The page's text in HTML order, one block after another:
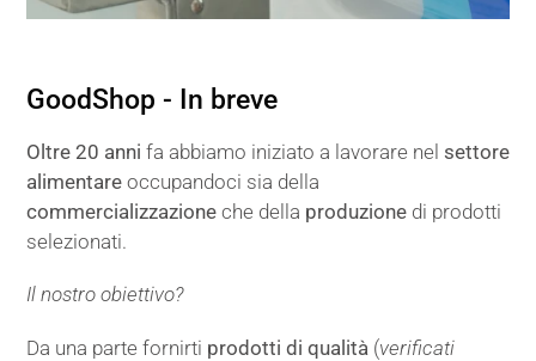
GoodShop - In breve
Oltre 20 anni fa abbiamo iniziato a lavorare nel settore
alimentare occupandoci sia della
commercializzazione che della produzione di prodotti
selezionati.
Il nostro obiettivo?
Da una parte fornirti prodotti di qualità (verificati